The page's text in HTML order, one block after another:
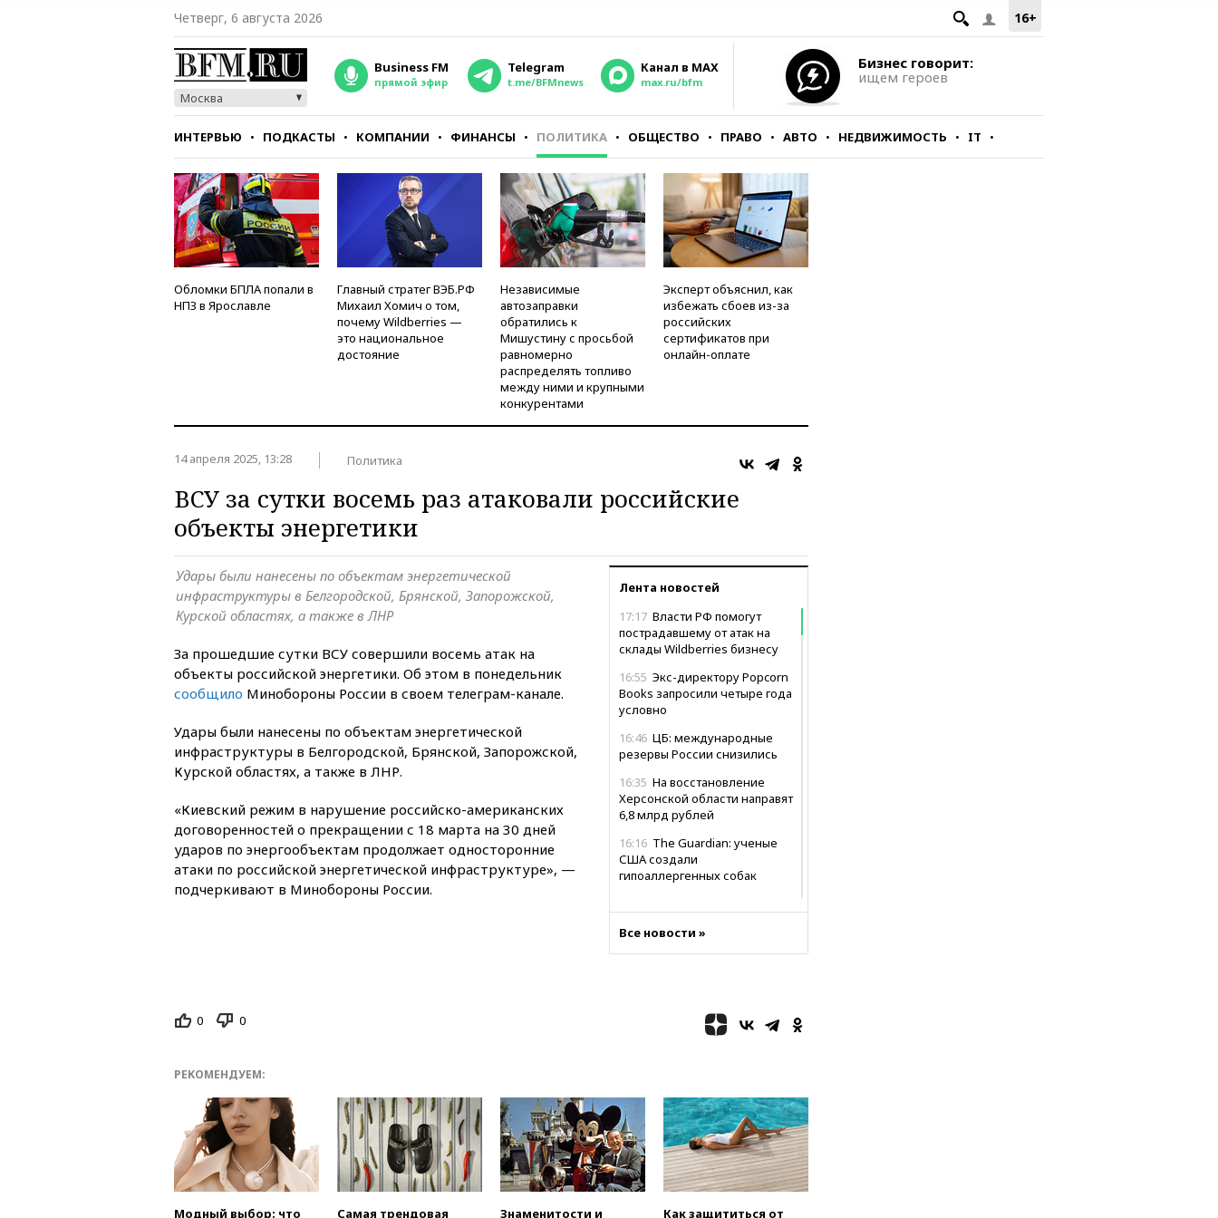
16+
Четверг, 6 августа 2026
Москва
Business FM
прямой эфир
Telegram
t.me/BFMnews
Канал в MAX
max.ru/bfm
Бизнес говорит:
ищем героев
ИНТЕРВЬЮ ПОДКАСТЫ КОМПАНИИ ФИНАНСЫ ПОЛИТИКА ОБЩЕСТВО ПРАВО АВТО НЕДВИЖИМОСТЬ IT
СТИЛЬ ТЕСТЫ
Обломки БПЛА попали в
НПЗ в Ярославле
Главный стратег ВЭБ.РФ
Михаил Хомич о том,
почему Wildberries —
это национальное
достояние
Независимые
автозаправки
обратились к
Мишустину с просьбой
равномерно
распределять топливо
между ними и крупными
конкурентами
Эксперт объяснил, как
избежать сбоев из-за
российских
сертификатов при
онлайн-оплате
14 апреля 2025, 13:28 Политика
ВСУ за сутки восемь раз атаковали российские
объекты энергетики
Лента новостей
17:17 Власти РФ помогут
пострадавшему от атак на
склады Wildberries бизнесу
16:55 Экс-директору Popcorn
Books запросили четыре года
условно
16:46 ЦБ: международные
резервы России снизились
16:35 На восстановление
Херсонской области направят
6,8 млрд рублей
16:16 The Guardian: ученые
США создали
гипоаллергенных собак
зафиксирована вспышка
сальмонеллеза
размере €800 млрд
14:49
Пентагон озаботился
критикой Трампа по поводу
дефицита боеприпасов
14:40
В Германии задержан
украинец за шпионаж на
Все новости »
Удары были нанесены по объектам энергетической
инфраструктуры в Белгородской, Брянской, Запорожской,
Курской областях, а также в ЛНР
За прошедшие сутки ВСУ совершили восемь атак на
объекты российской энергетики. Об этом в понедельник
сообщило Минобороны России в своем телеграм-канале.
Удары были нанесены по объектам энергетической
инфраструктуры в Белгородской, Брянской, Запорожской,
Курской областях, а также в ЛНР.
«Киевский режим в нарушение российско-американских
договоренностей о прекращении с 18 марта на 30 дней
ударов по энергообъектам продолжает односторонние
атаки по российской энергетической инфраструктуре», —
подчеркивают в Минобороны России.
0 0
РЕКОМЕНДУЕМ:
Модный выбор: что
Самая трендовая
Знаменитости и
Как защититься от